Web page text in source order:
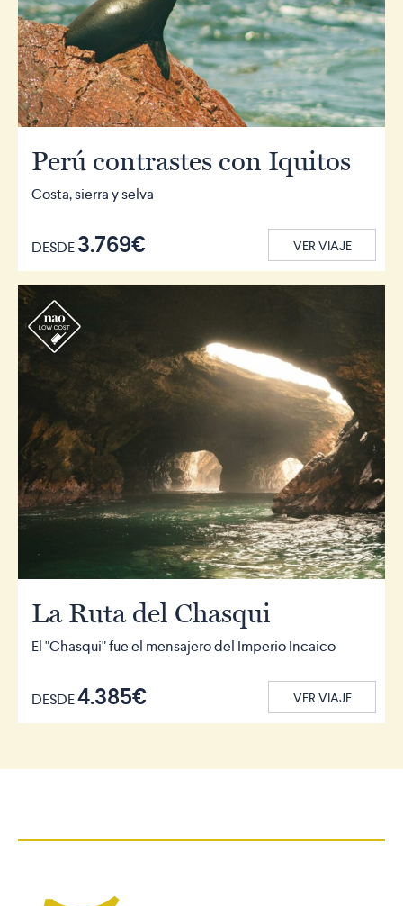
Perú contrastes con Iquitos
Costa, sierra y selva
DESDE3.769€ VER VIAJE
r
La Ruta del Chasqui
El "Chasqui" fue el mensajero del Imperio Incaico
DESDE4.385€ VER VIAJE